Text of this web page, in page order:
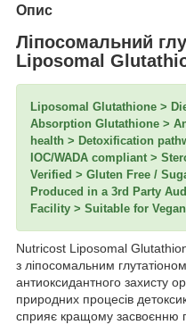
Опис
Ліпосомальний
Liposomal
Liposomal Glutathione >
Absorption Glutathione >
health > Detoxification
IOC/WADA compliant >
Verified > Gluten Free /
Produced in a 3rd Party
Facility > Suitable for
Nutricost Liposomal
з ліпосомальним
антиоксидантного захисту
природних процесів
сприяє кращому засвоєнню